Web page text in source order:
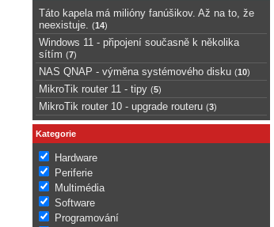
Táto kapela má milióny fanúšikov. Až na to, že
neexistuje.
(14)
Windows 11 - připojení současně k několika
sítím (7)
NAS QNAP - výměna systémového disku (10)
MikroTik router 11 - tipy (5)
MikroTik router 10 - upgrade routeru (3)
Kategorie
Hardware
Periferie
Multimédia
Software
Programování